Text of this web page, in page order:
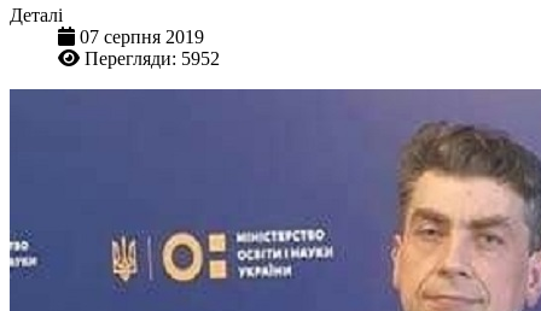
Деталі
07 серпня 2019
Перегляди: 5952